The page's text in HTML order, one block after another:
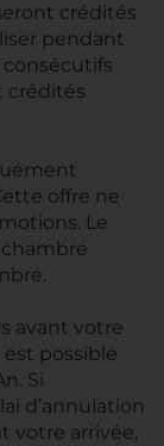
crédités
pendant
consécutifs
crédités
offre ne
Le
avant votre
est possible
Si
d’annulation
votre arrivée,